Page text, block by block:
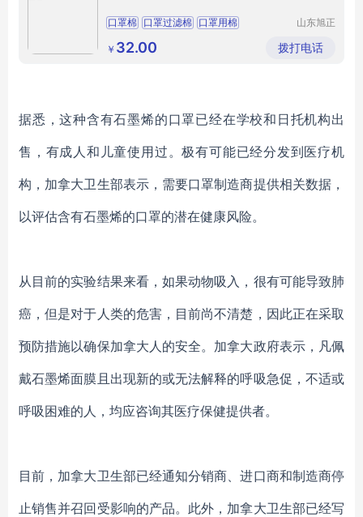
口罩棉 口罩过滤棉 口罩用棉
山东旭正
公司
￥ 32.00 拨打电话
据悉，这种含有石墨烯的口罩已经在学校和日托机构出
售，有成人和儿童使用过。极有可能已经分发到医疗机
构，加拿大卫生部表示，需要口罩制造商提供相关数据，
以评估含有石墨烯的口罩的潜在健康风险。
从目前的实验结果来看，如果动物吸入，很有可能导致肺
癌，但是对于人类的危害，目前尚不清楚，因此正在采取
预防措施以确保加拿大人的安全。加拿大政府表示，凡佩
戴石墨烯面膜且出现新的或无法解释的呼吸急促，不适或
呼吸困难的人，均应咨询其医疗保健提供者。
目前，加拿大卫生部已经通知分销商、进口商和制造商停
止销售并召回受影响的产品。此外，加拿大卫生部已经写